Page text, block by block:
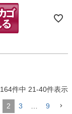
164件中 21-40件表示
2 3 9